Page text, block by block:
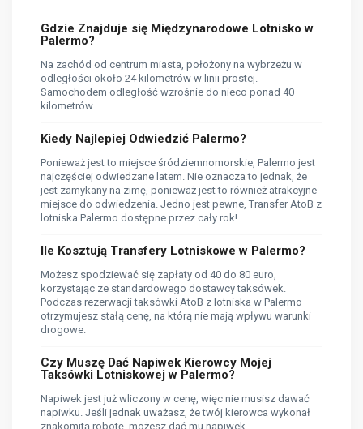
Gdzie Znajduje się Międzynarodowe Lotnisko w
Palermo?
Na zachód od centrum miasta, położony na wybrzeżu w
odległości około 24 kilometrów w linii prostej.
Samochodem odległość wzrośnie do nieco ponad 40
kilometrów.
Kiedy Najlepiej Odwiedzić Palermo?
Ponieważ jest to miejsce śródziemnomorskie, Palermo jest
najczęściej odwiedzane latem. Nie oznacza to jednak, że
jest zamykany na zimę, ponieważ jest to również atrakcyjne
miejsce do odwiedzenia. Jedno jest pewne, Transfer AtoB z
lotniska Palermo dostępne przez cały rok!
Ile Kosztują Transfery Lotniskowe w Palermo?
Możesz spodziewać się zapłaty od 40 do 80 euro,
korzystając ze standardowego dostawcy taksówek.
Podczas rezerwacji taksówki AtoB z lotniska w Palermo
otrzymujesz stałą cenę, na którą nie mają wpływu warunki
drogowe.
Czy Muszę Dać Napiwek Kierowcy Mojej
Taksówki Lotniskowej w Palermo?
Napiwek jest już wliczony w cenę, więc nie musisz dawać
napiwku. Jeśli jednak uważasz, że twój kierowca wykonał
znakomitą robotę, możesz dać mu napiwek.